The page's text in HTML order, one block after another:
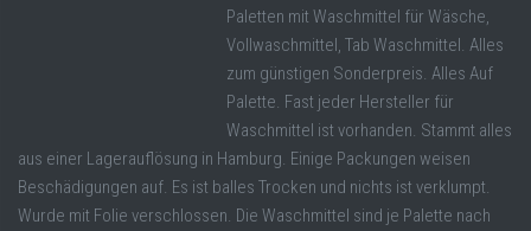
Paletten mit Waschmittel für Wäsche,
Vollwaschmittel, Tab Waschmittel. Alles
zum günstigen Sonderpreis. Alles Auf
Palette. Fast jeder Hersteller für
Waschmittel ist vorhanden. Stammt alles
aus einer Lagerauflösung in Hamburg. Einige Packungen weisen
Beschädigungen auf. Es ist balles Trocken und nichts ist verklumpt.
Wurde mit Folie verschlossen. Die Waschmittel sind je Palette nach